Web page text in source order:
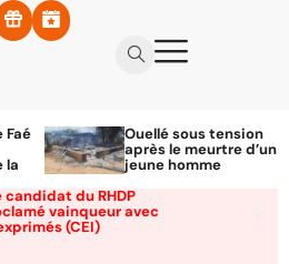
Faé
la
Ouellé sous tension
après le meurtre d’un
jeune homme
du RHDP
vainqueur avec
(CEI)